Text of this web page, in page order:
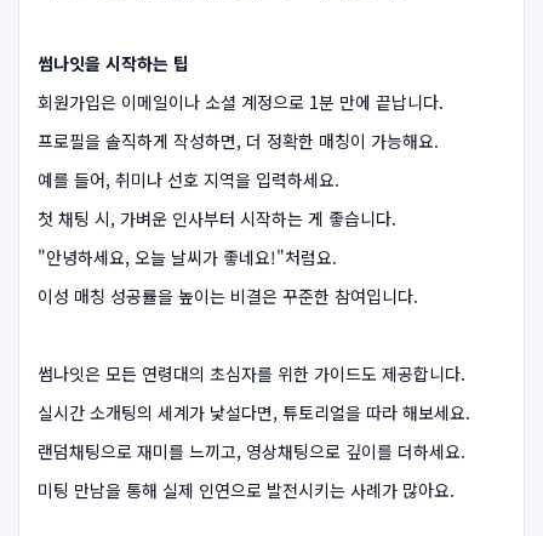
썸나잇을 시작하는 팁
회원가입은 이메일이나 소셜 계정으로 1분 만에 끝납니다.
프로필을 솔직하게 작성하면, 더 정확한 매칭이 가능해요.
예를 들어, 취미나 선호 지역을 입력하세요.
첫 채팅 시, 가벼운 인사부터 시작하는 게 좋습니다.
"안녕하세요, 오늘 날씨가 좋네요!"처럼요.
이성 매칭 성공률을 높이는 비결은 꾸준한 참여입니다.
썸나잇은 모든 연령대의 초심자를 위한 가이드도 제공합니다.
실시간 소개팅의 세계가 낯설다면, 튜토리얼을 따라 해보세요.
랜덤채팅으로 재미를 느끼고, 영상채팅으로 깊이를 더하세요.
미팅 만남을 통해 실제 인연으로 발전시키는 사례가 많아요.